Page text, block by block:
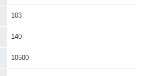
103
140
10500